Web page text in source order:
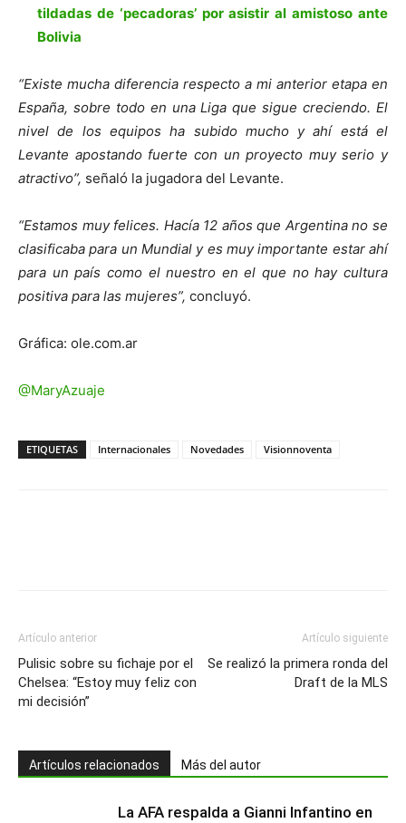
tildadas de ‘pecadoras’ por asistir al amistoso ante
Bolivia
“Existe mucha diferencia respecto a mi anterior etapa en
España, sobre todo en una Liga que sigue creciendo. El
nivel de los equipos ha subido mucho y ahí está el
Levante apostando fuerte con un proyecto muy serio y
atractivo”, señaló la jugadora del Levante.
“Estamos muy felices. Hacía 12 años que Argentina no se
clasificaba para un Mundial y es muy importante estar ahí
para un país como el nuestro en el que no hay cultura
positiva para las mujeres”, concluyó.
Gráfica: ole.com.ar
@MaryAzuaje
ETIQUETAS Internacionales Novedades Visionnoventa
Artículo anterior
Pulisic sobre su fichaje por el
Chelsea: “Estoy muy feliz con
mi decisión”
Artículo siguiente
Se realizó la primera ronda del
Draft de la MLS
Artículos relacionados Más del autor
La AFA respalda a Gianni Infantino en